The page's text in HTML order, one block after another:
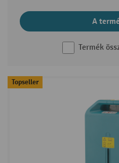
A
Termék
Topseller